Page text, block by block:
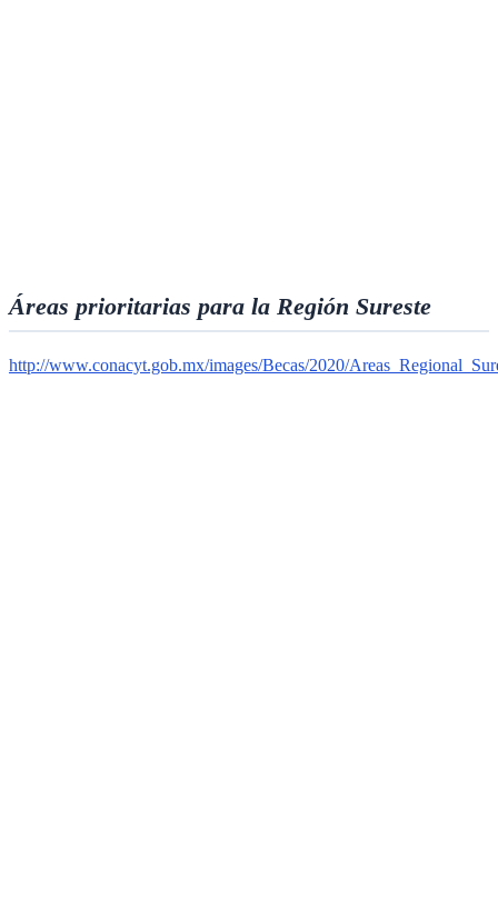
Áreas prioritarias para la Región Sureste
http://www.conacyt.gob.mx/images/Becas/2020/